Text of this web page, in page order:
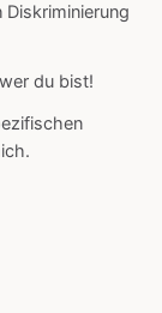
du bist!